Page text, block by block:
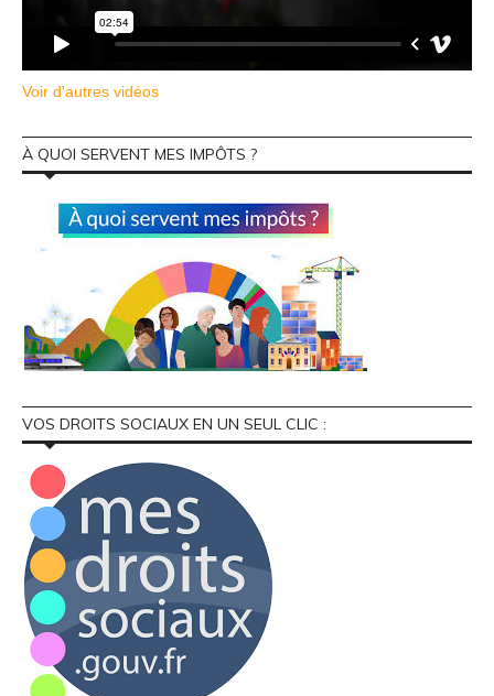
Voir d'autres vidéos
À QUOI SERVENT MES IMPÔTS ?
VOS DROITS SOCIAUX EN UN SEUL CLIC :